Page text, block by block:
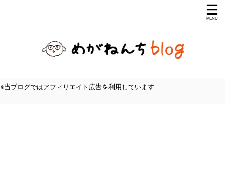
※当ブログではアフィリエイト広告を利用しています